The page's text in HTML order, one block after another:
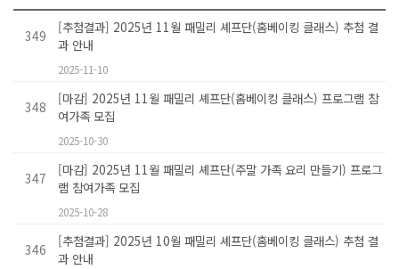
349
[추첨결과] 2025년 11월 패밀리 셰프단(홈베이킹 클래스) 추첨 결
과 안내
2025-11-10
348
[마감] 2025년 11월 패밀리 셰프단(홈베이킹 클래스) 프로그램 참
여가족 모집
2025-10-30
347
[마감] 2025년 11월 패밀리 셰프단(주말 가족 요리 만들기) 프로그
램 참여가족 모집
2025-10-28
346
[추첨결과] 2025년 10월 패밀리 셰프단(홈베이킹 클래스) 추첨 결
과 안내